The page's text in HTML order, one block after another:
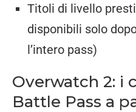
Titoli di livello
disponibili solo
l’intero pass)
Overwatch 2: i
Battle Pass a